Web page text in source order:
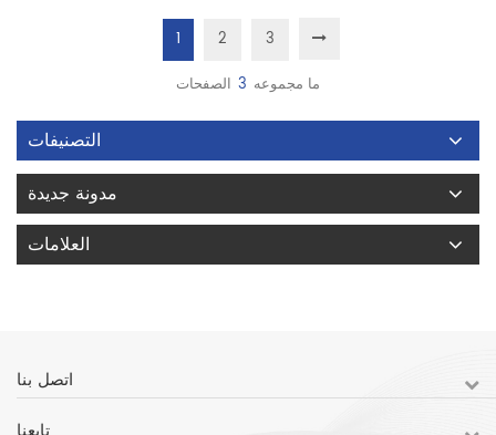
1 2
3
ما مجموعه 3 الصفحات
التصنيفات
مدونة جديدة
العلامات
اتصل بنا